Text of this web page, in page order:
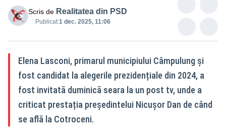
Scris de Realitatea din PSD
Publicat:1 dec. 2025, 11:06
Elena Lasconi, primarul municipiului Câmpulung și
fost candidat la alegerile prezidențiale din 2024, a
fost invitată duminică seara la un post tv, unde a
criticat prestația președintelui Nicușor Dan de când
se află la Cotroceni.